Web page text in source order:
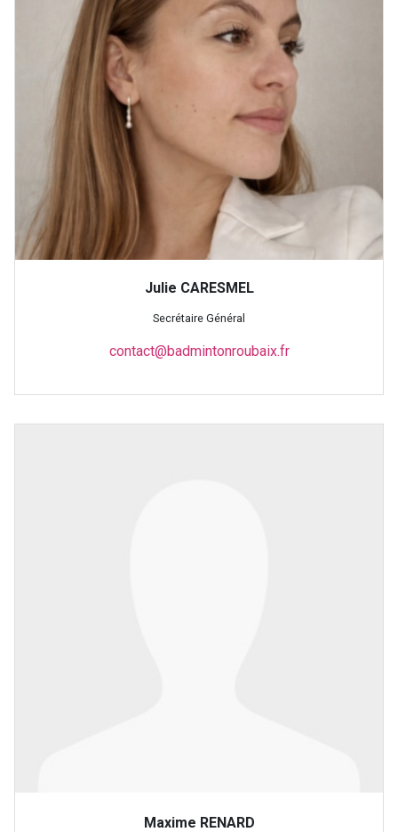
Julie CARESMEL
Secrétaire Général
contact@badmintonroubaix.fr
Maxime RENARD